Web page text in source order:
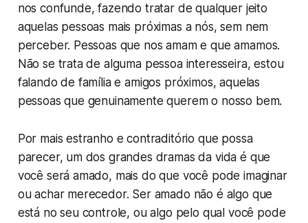
nos confunde, fazendo tratar de qualquer jeito
aquelas pessoas mais próximas a nós, sem nem
perceber. Pessoas que nos amam e que amamos.
Não se trata de alguma pessoa interesseira, estou
falando de família e amigos próximos, aquelas
pessoas que genuinamente querem o nosso bem.
Por mais estranho e contraditório que possa
parecer, um dos grandes dramas da vida é que
você será amado, mais do que você pode imaginar
ou achar merecedor. Ser amado não é algo que
está no seu controle, ou algo pelo qual você pode